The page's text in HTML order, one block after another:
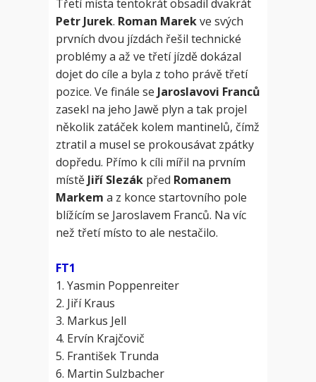
Třetí místa tentokrát obsadil dvakrát
Petr Jurek. Roman Marekve svých
prvních dvou jízdách řešil technické
problémy a až ve třetí jízdě dokázal
dojet do cíle a byla z toho právě třetí
pozice. Ve finále se Jaroslavovi Franců
zasekl na jeho Jawě plyn a tak projel
několik zatáček kolem mantinelů, čímž
ztratil a musel se prokousávat zpátky
dopředu. Přímo k cíli mířil na prvním
místě Jiří Slezák před Romanem
Markem a z konce startovního pole
blížícím se Jaroslavem Franců. Na víc
než třetí místo to ale nestačilo.
FT1
1. Yasmin Poppenreiter
2. Jiří Kraus
3. Markus Jell
4. Ervín Krajčovič
5. František Trunda
6. Martin Sulzbacher